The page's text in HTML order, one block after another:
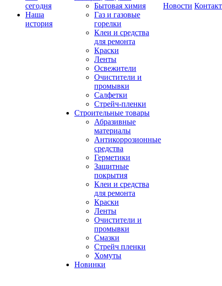
сегодня
Наша
история
Бытовая химия
Газ и газовые
горелки
Клеи и средства
для ремонта
Краски
Ленты
Освежители
Очистители и
промывки
Салфетки
Стрейч-пленки
Строительные товары
Абразивные
материалы
Антикоррозионные
средства
Герметики
Защитные
покрытия
Клеи и средства
для ремонта
Краски
Ленты
Очистители и
промывки
Смазки
Стрейч пленки
Хомуты
Новинки
Новости